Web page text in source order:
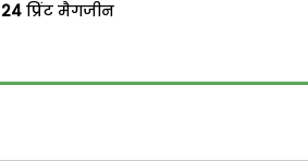
24 प्रिंट मैगजीन